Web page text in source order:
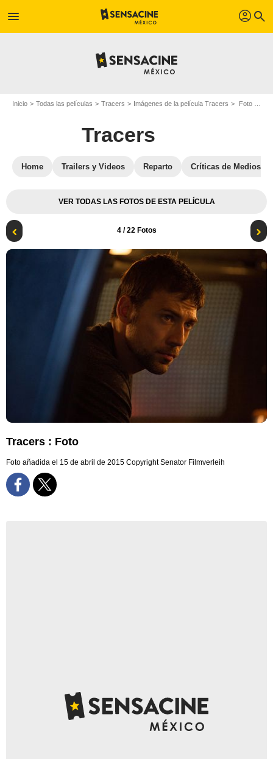
menu profil search
Inicio Todas las películas Tracers Imágenes de la película Tracers Foto de la película Tracers - Foto 4
Tracers
Home Trailers y Videos Reparto Críticas de Medios
VER TODAS LAS FOTOS DE ESTA PELÍCULA
4/ 22 Fotos
Tracers : Foto
Foto añadida el 15 de abril de 2015 Copyright Senator Filmverleih